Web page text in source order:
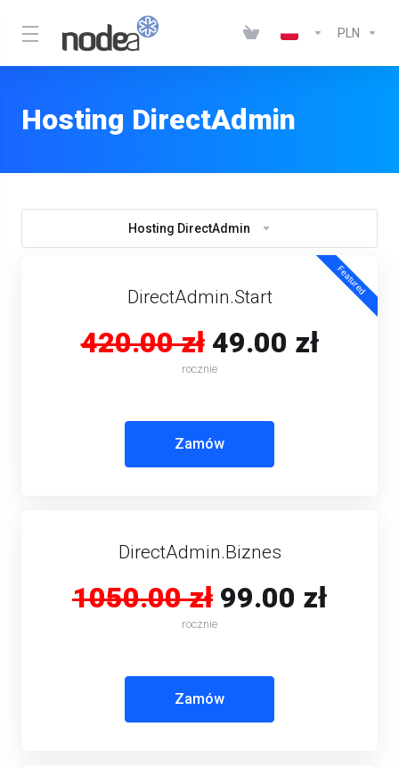
PLN
Hosting DirectAdmin
Hosting DirectAdmin
Featured
DirectAdmin.Start
420.00 zł49.00 zł
rocznie
Zamów
DirectAdmin.Biznes
1050.00 zł 99.00 zł
rocznie
Zamów